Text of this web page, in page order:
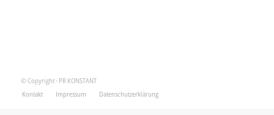
© Copyright - PR KONSTANT
Kontakt
Impressum Datenschutzerklärung